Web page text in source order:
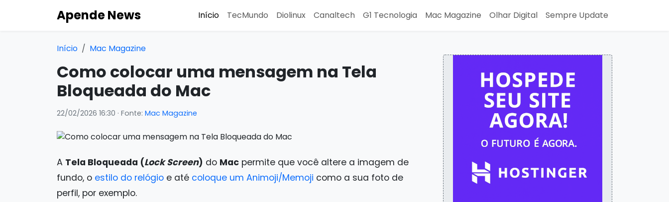
Apende News Início TecMundo Diolinux Canaltech G1 Tecnologia Mac Magazine Olhar Digital Sempre Update
Início Mac Magazine
Como colocar uma mensagem na Tela
Bloqueada do Mac
22/02/2026 16:30 · Fonte: Mac Magazine
A Tela Bloqueada (Lock Screen) do Mac permite que você altere a imagem de
fundo, o estilo do relógio e até coloque um Animoji/Memoji como a sua foto de
perfil, por exemplo.